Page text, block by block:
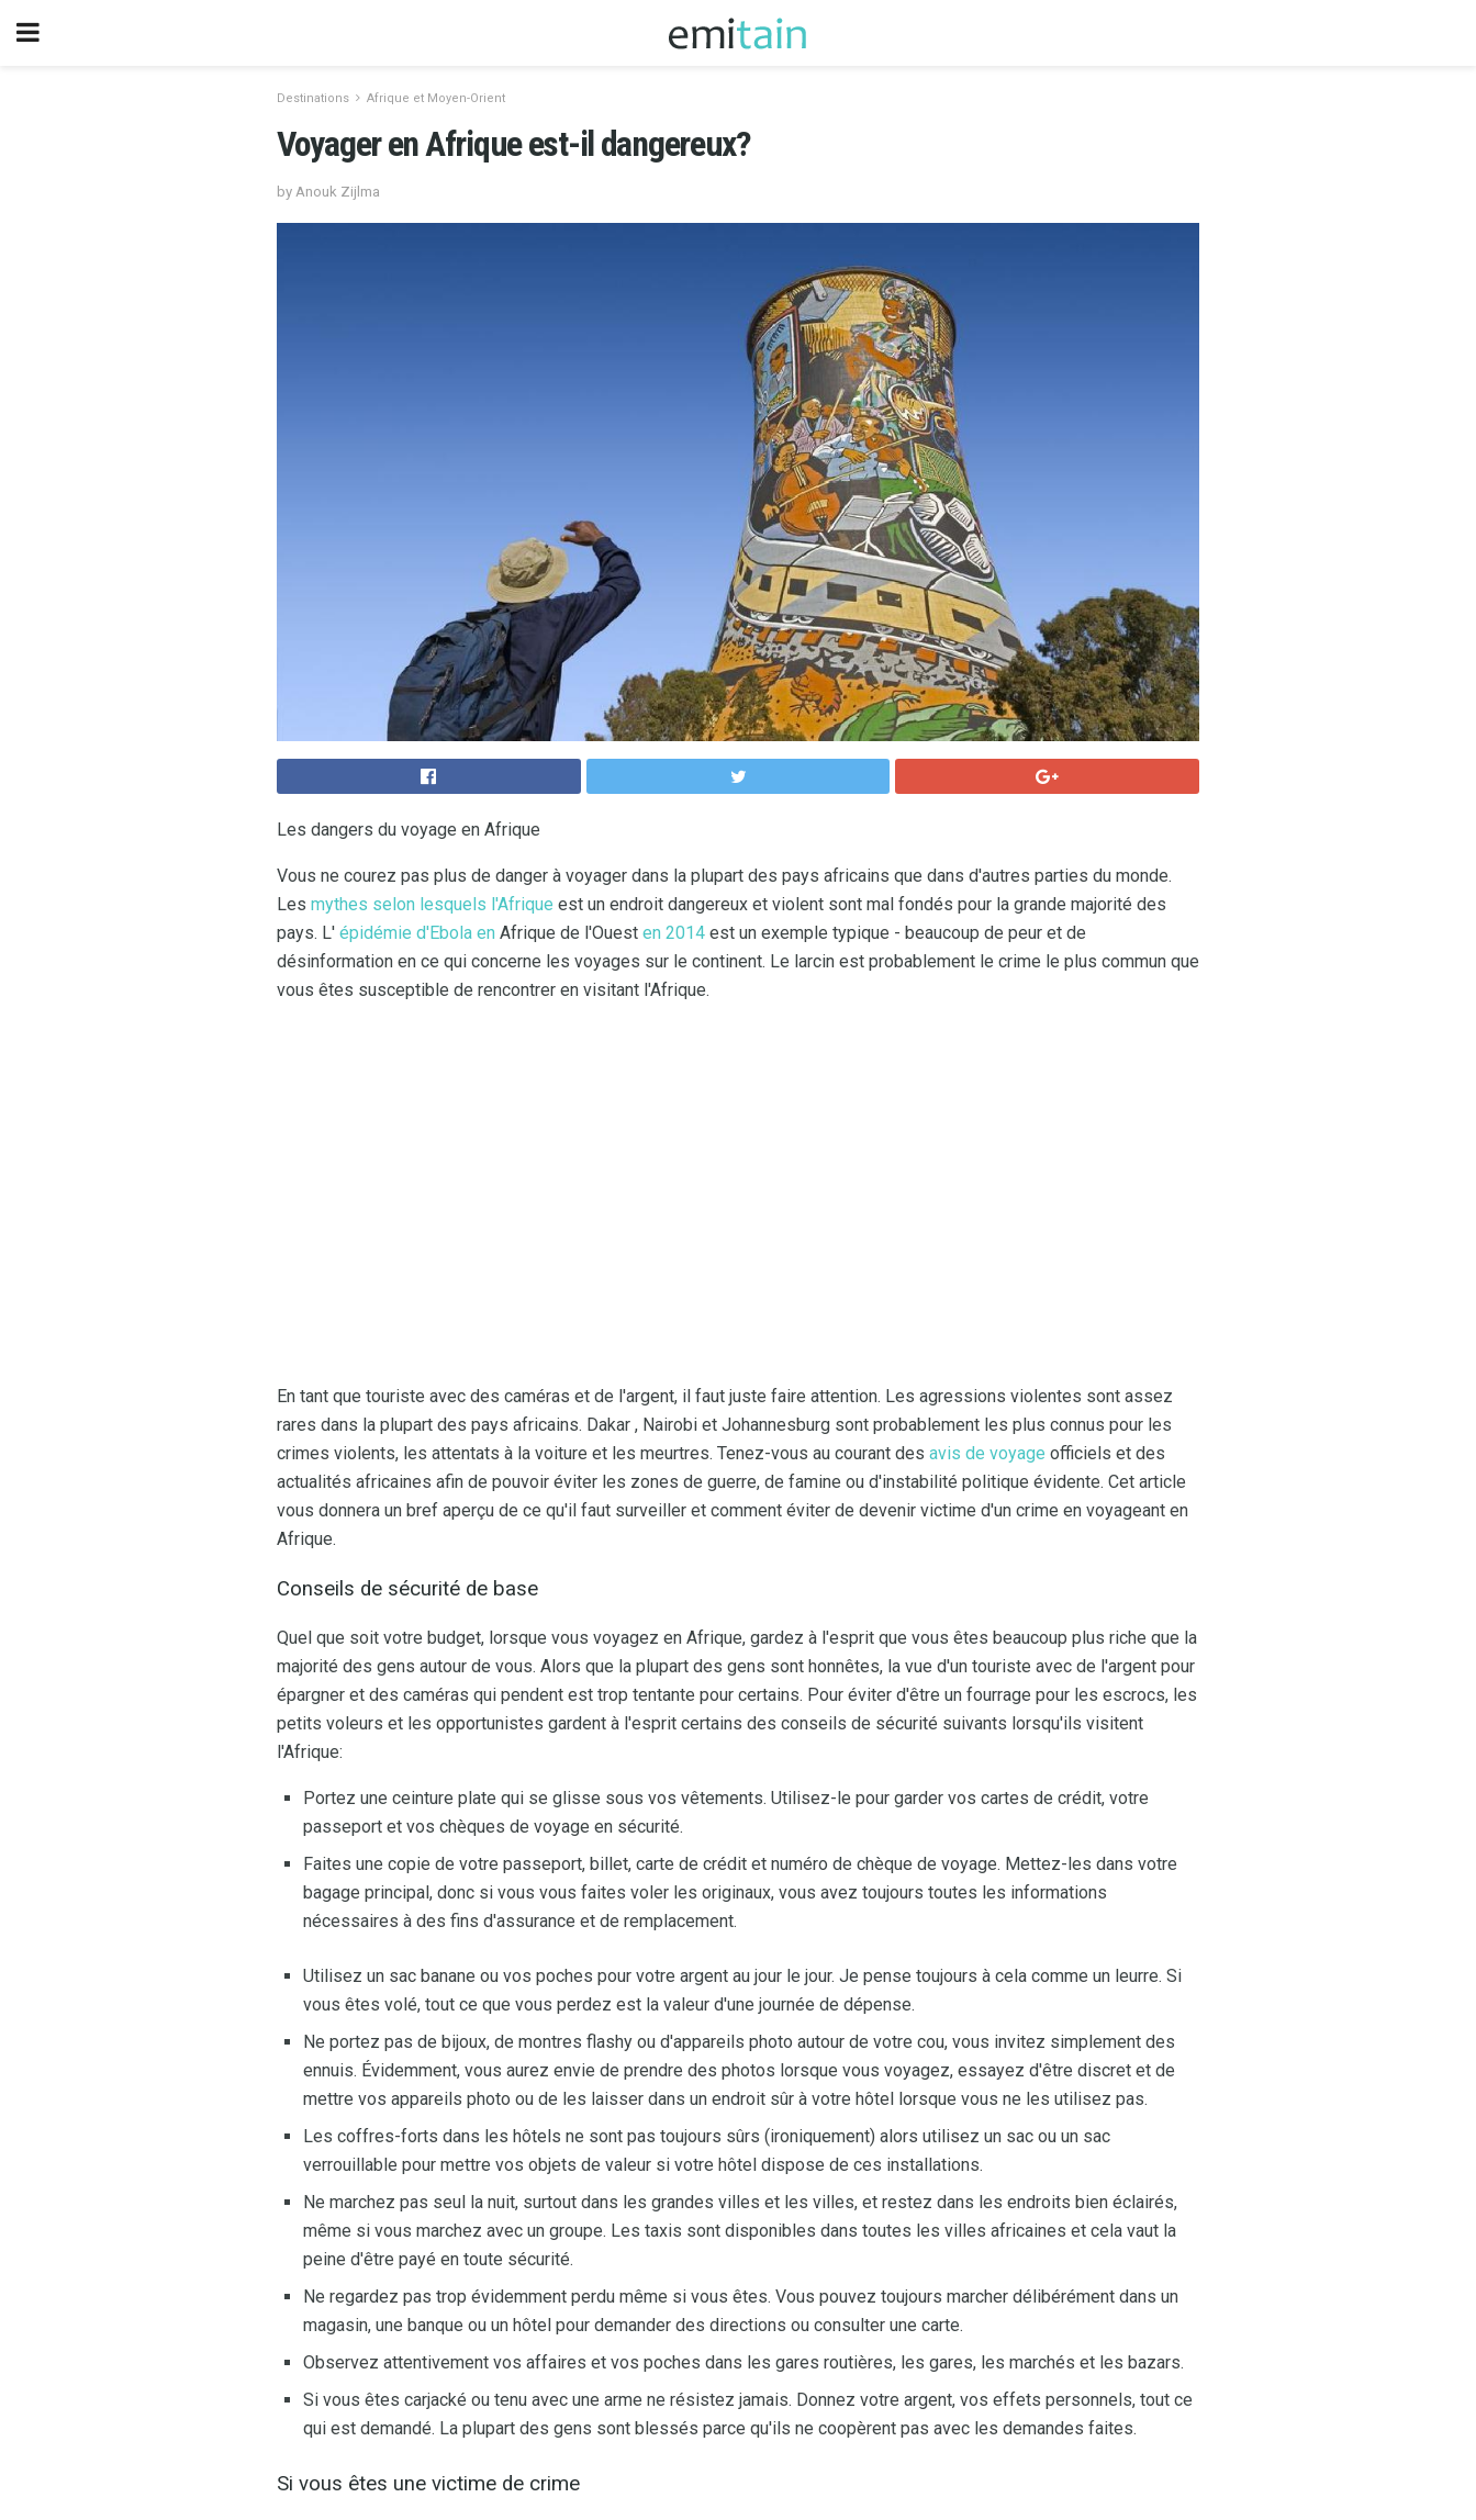
Destinations Afrique et Moyen-Orient
Voyager en Afrique est-il dangereux?
by Anouk Zijlma
Les dangers du voyage en Afrique
Vous ne courez pas plus de danger à voyager dans la plupart des pays africains que dans d'autres parties du monde.
Les mythes selon lesquels l'Afrique est un endroit dangereux et violent sont mal fondés pour la grande majorité des
pays. L' épidémie d'Ebola en Afrique de l'Ouest en 2014 est un exemple typique - beaucoup de peur et de
désinformation en ce qui concerne les voyages sur le continent. Le larcin est probablement le crime le plus commun que
vous êtes susceptible de rencontrer en visitant l'Afrique.
En tant que touriste avec des caméras et de l'argent, il faut juste faire attention. Les agressions violentes sont assez
rares dans la plupart des pays africains. Dakar , Nairobi et Johannesburg sont probablement les plus connus pour les
crimes violents, les attentats à la voiture et les meurtres. Tenez-vous au courant des avis de voyage officiels et des
actualités africaines afin de pouvoir éviter les zones de guerre, de famine ou d'instabilité politique évidente. Cet article
vous donnera un bref aperçu de ce qu'il faut surveiller et comment éviter de devenir victime d'un crime en voyageant en
Afrique.
Conseils de sécurité de base
Quel que soit votre budget, lorsque vous voyagez en Afrique, gardez à l'esprit que vous êtes beaucoup plus riche que la
majorité des gens autour de vous. Alors que la plupart des gens sont honnêtes, la vue d'un touriste avec de l'argent pour
épargner et des caméras qui pendent est trop tentante pour certains. Pour éviter d'être un fourrage pour les escrocs, les
petits voleurs et les opportunistes gardent à l'esprit certains des conseils de sécurité suivants lorsqu'ils visitent
l'Afrique:
Portez une ceinture plate qui se glisse sous vos vêtements. Utilisez-le pour garder vos cartes de crédit, votre
passeport et vos chèques de voyage en sécurité.
Faites une copie de votre passeport, billet, carte de crédit et numéro de chèque de voyage. Mettez-les dans votre
bagage principal, donc si vous vous faites voler les originaux, vous avez toujours toutes les informations
nécessaires à des fins d'assurance et de remplacement.
Utilisez un sac banane ou vos poches pour votre argent au jour le jour. Je pense toujours à cela comme un leurre. Si
vous êtes volé, tout ce que vous perdez est la valeur d'une journée de dépense.
Ne portez pas de bijoux, de montres flashy ou d'appareils photo autour de votre cou, vous invitez simplement des
ennuis. Évidemment, vous aurez envie de prendre des photos lorsque vous voyagez, essayez d'être discret et de
mettre vos appareils photo ou de les laisser dans un endroit sûr à votre hôtel lorsque vous ne les utilisez pas.
Les coffres-forts dans les hôtels ne sont pas toujours sûrs (ironiquement) alors utilisez un sac ou un sac
verrouillable pour mettre vos objets de valeur si votre hôtel dispose de ces installations.
Ne marchez pas seul la nuit, surtout dans les grandes villes et les villes, et restez dans les endroits bien éclairés,
même si vous marchez avec un groupe. Les taxis sont disponibles dans toutes les villes africaines et cela vaut la
peine d'être payé en toute sécurité.
Ne regardez pas trop évidemment perdu même si vous êtes. Vous pouvez toujours marcher délibérément dans un
magasin, une banque ou un hôtel pour demander des directions ou consulter une carte.
Observez attentivement vos affaires et vos poches dans les gares routières, les gares, les marchés et les bazars.
Si vous êtes carjacké ou tenu avec une arme ne résistez jamais. Donnez votre argent, vos effets personnels, tout ce
qui est demandé. La plupart des gens sont blessés parce qu'ils ne coopèrent pas avec les demandes faites.
Si vous êtes une victime de crime